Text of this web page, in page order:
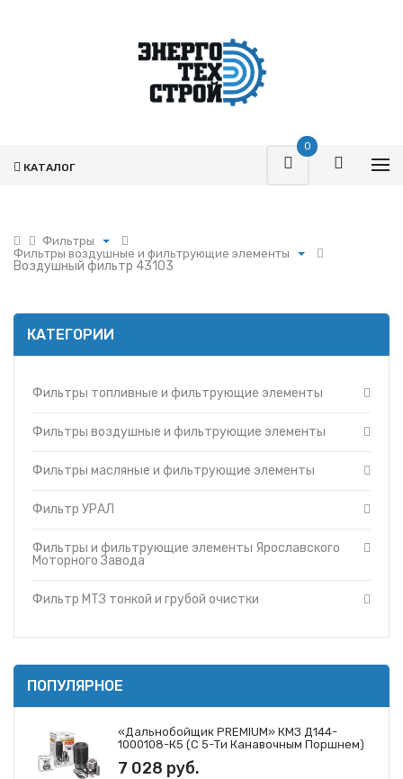
0
КАТАЛОГ
Фильтры
Поршневая
Фильтры
Гидромоторы
Насосы
Вкладыши
О компании
Доставка
Фильтры воздушные и фильтрующие элементы
Фильтры топливные и фильтрующие элементы
Фильтры и фильтрующие элементы МАЗ
Фильтры и фильтрующие элементы Ярославского
Фильтры и фильтрующие элементы ЗМЗ
Фильтры и фильтрующие элементы ГАЗ
Фильтры и фильтрующие элементы Iveco
Воздушный фильтр 43103
КАТЕГОРИИ
Фильтры топливные и фильтрующие элементы
Фильтры воздушные и фильтрующие элементы
Фильтры масляные и фильтрующие элементы
Фильтр УРАЛ
Фильтры и фильтрующие элементы Ярославского
Моторного Завода
Фильтр МТЗ тонкой и грубой очистки
ПОПУЛЯРНОЕ
«Дальнобойщик PREMIUM» КМЗ Д144-
1000108-К5 (с 5-Ти Канавочным Поршнем)
7 028 руб.